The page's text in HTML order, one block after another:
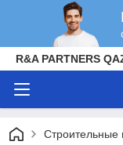
R&A PARTNERS
Строительные